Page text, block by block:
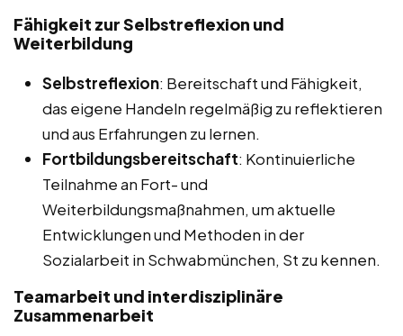
Fähigkeit zur Selbstreflexion und
Weiterbildung
Selbstreflexion: Bereitschaft und Fähigkeit,
das eigene Handeln regelmäßig zu reflektieren
und aus Erfahrungen zu lernen.
Fortbildungsbereitschaft: Kontinuierliche
Teilnahme an Fort- und
Weiterbildungsmaßnahmen, um aktuelle
Entwicklungen und Methoden in der
Sozialarbeit in Schwabmünchen, St zu kennen.
Teamarbeit und interdisziplinäre
Zusammenarbeit